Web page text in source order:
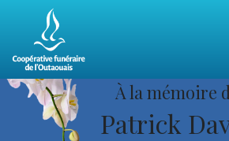
À la mémoire
Patrick